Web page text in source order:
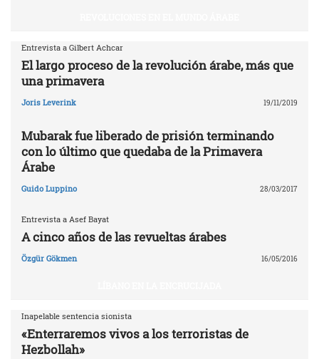
Entrevista a Gilbert Achcar
El largo proceso de la revolución árabe, más que
una primavera
Joris Leverink 19/11/2019
Mubarak fue liberado de prisión terminando
con lo último que quedaba de la Primavera
Árabe
Guido Luppino 28/03/2017
Entrevista a Asef Bayat
A cinco años de las revueltas árabes
Özgür Gökmen 16/05/2016
Inapelable sentencia sionista
«Enterraremos vivos a los terroristas de
Hezbollah»